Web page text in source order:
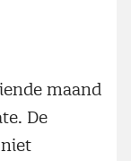
maand
De